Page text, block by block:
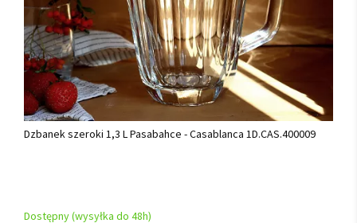
Dzbanek szeroki 1,3 L Pasabahce - Casablanca 1D.CAS.400009
Dostępny (wysyłka do 48h)